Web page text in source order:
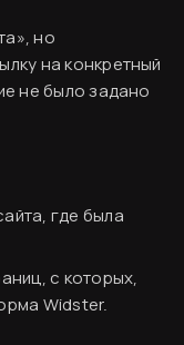
но
на конкретный
не было задано
где была
с которых,
Widster.
кухня